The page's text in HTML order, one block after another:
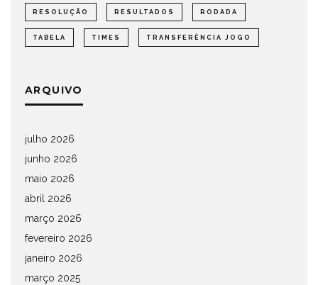
RESOLUÇÃO RESULTADOS RODADA
TABELA TIMES TRANSFERÊNCIA JOGO
ARQUIVO
julho 2026
junho 2026
maio 2026
abril 2026
março 2026
fevereiro 2026
janeiro 2026
março 2025